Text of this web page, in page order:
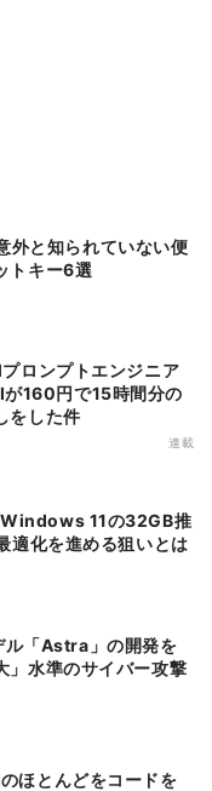
と知られていない便
トキー6選
が160円で15時間分の
をした件
連載
化を進める狙いとは
「Astra」の開発を
水準のサイバー攻撃